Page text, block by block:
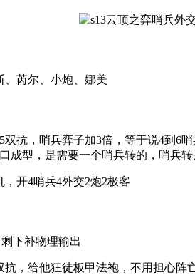
、芮尔、小炮、娜美
抗，哨兵弈子加3倍，等于说4到6
成型，是需要一个哨兵转的，哨兵
开4哨兵4外交2炮2极客
下补物理输出
，给他狂徒板甲法袍，不用担心阵